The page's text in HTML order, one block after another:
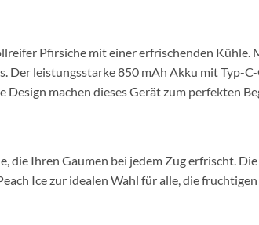
Pfirsiche mit einer erfrischenden
leistungsstarke 850 mAh Akku mit Typ-
machen dieses Gerät zum perfekten
die Ihren Gaumen bei jedem Zug erfrischt.
Ice zur idealen Wahl für alle, die